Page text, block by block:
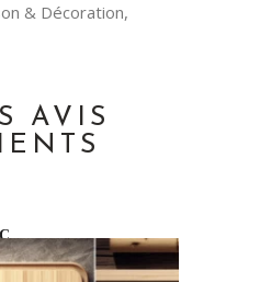
& Décoration
AVIS